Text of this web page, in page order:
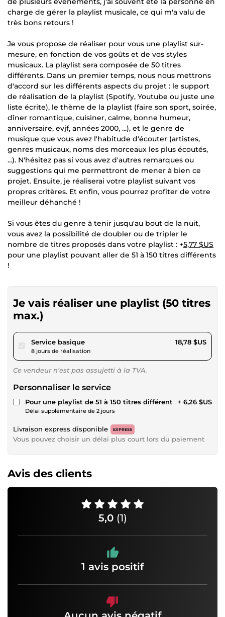
charge de gérer la playlist musicale, ce qui m'a valu de
très bons retours !
Je vous propose de réaliser pour vous une playlist sur-
mesure, en fonction de vos goûts et de vos styles
musicaux. La playlist sera composée de 50 titres
différents. Dans un premier temps, nous nous mettrons
d'accord sur les différents aspects du projet : le support
de réalisation de la playlist (Spotify, Youtube ou juste une
liste écrite), le thème de la playlist (faire son sport, soirée,
dîner romantique, cuisiner, calme, bonne humeur,
anniversaire, evjf, années 2000, ...), et le genre de
musique que vous avez l'habitude d'écouter (artistes,
genres musicaux, noms des morceaux les plus écoutés,
...). N'hésitez pas si vous avez d'autres remarques ou
suggestions qui me permettront de mener à bien ce
projet. Ensuite, je réaliserai votre playlist suivant vos
propres critères. Et enfin, vous pourrez profiter de votre
meilleur déhanché !
Si vous êtes du genre à tenir jusqu'au bout de la nuit,
vous avez la possibilité de doubler ou de tripler le
nombre de titres proposés dans votre playlist : +5,77 $US
pour une playlist pouvant aller de 51 à 150 titres différents
!
Je vais réaliser une playlist (50 titres
max.)
Service basiquepour 17,31 $US
8 jours de réalisation
18,78 $US
Ce vendeur n’est pas assujetti à la TVA.
Personnaliser le service
Pour une playlist de 51 à 150 titres différent
Délai supplémentaire de 2 jours
+ 6,26 $US
Livraison express disponible EXPRESS
Vous pouvez choisir un délai plus court lors du paiement
Avis des clients
5,0 (1)
1 avis positif